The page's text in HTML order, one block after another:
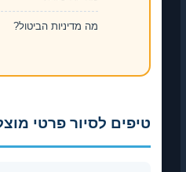
מה מדיניות הביטול?
לסיור פרטי מוצלח